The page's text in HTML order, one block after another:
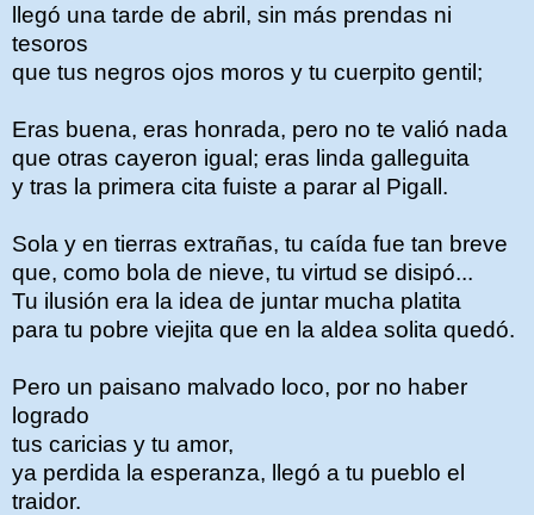
llegó una tarde de abril, sin más prendas ni
tesoros
que tus negros ojos moros y tu cuerpito gentil;
Eras buena, eras honrada, pero no te valió nada
que otras cayeron igual; eras linda galleguita
y tras la primera cita fuiste a parar al Pigall.
Sola y en tierras extrañas, tu caída fue tan breve
que, como bola de nieve, tu virtud se disipó...
Tu ilusión era la idea de juntar mucha platita
para tu pobre viejita que en la aldea solita quedó.
Pero un paisano malvado loco, por no haber
logrado
tus caricias y tu amor,
ya perdida la esperanza, llegó a tu pueblo el
traidor.